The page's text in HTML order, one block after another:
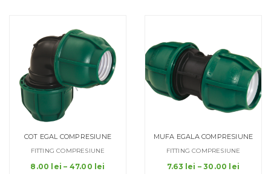
COT EGAL COMPRESIUNE
FITTING COMPRESIUNE
8.00 lei – 47.00 lei
MUFA EGALA COMPRESIUNE
FITTING COMPRESIUNE
7.63 lei – 30.00 lei